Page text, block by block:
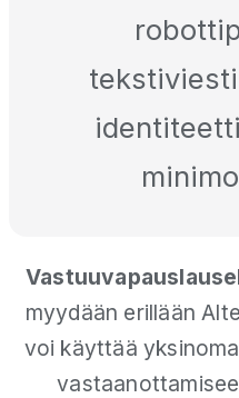
myydään erillään
voi käyttää